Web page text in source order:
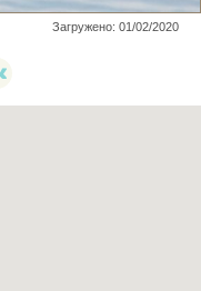
Загружено: 01/02/2020